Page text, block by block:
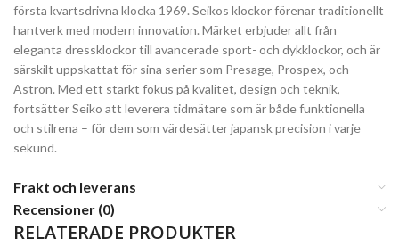
första kvartsdrivna klocka 1969. Seikos klockor förenar traditionellt
hantverk med modern innovation. Märket erbjuder allt från
eleganta dressklockor till avancerade sport- och dykklockor, och är
särskilt uppskattat för sina serier som Presage, Prospex, och
Astron. Med ett starkt fokus på kvalitet, design och teknik,
fortsätter Seiko att leverera tidmätare som är både funktionella
och stilrena – för dem som värdesätter japansk precision i varje
sekund.
Frakt och leverans
Recensioner (0)
RELATERADE PRODUKTER